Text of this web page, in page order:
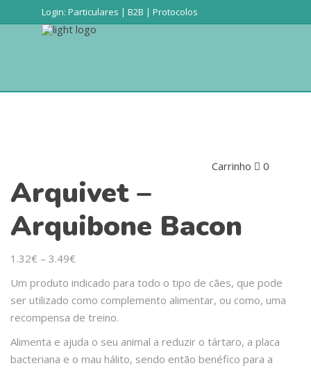
Login: Particulares | B2B | Protocolos
Carrinho
0
Arquivet –
Arquibone Bacon
1.32€ – 3.49€
Um produto indicado para todo o tipo de cães, que pode
ser utilizado como complemento alimentar, ou como, uma
recompensa de treino.
Alimenta e ajuda o seu animal a reduzir o tártaro, a placa
bacteriana e o mau hálito, sendo então benéfico para a